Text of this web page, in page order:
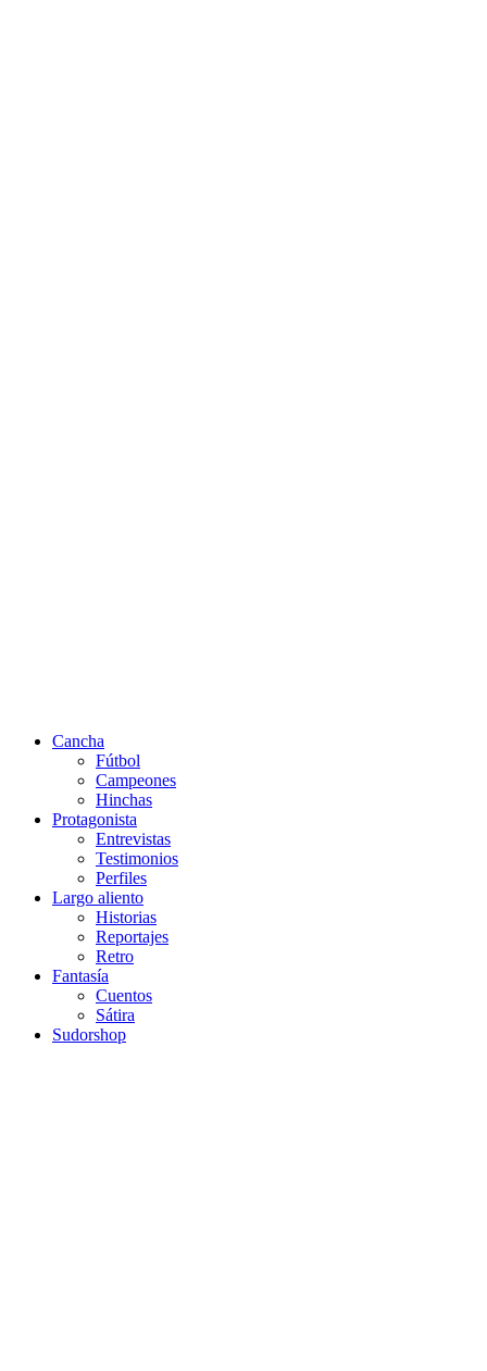
Cancha
Fútbol
Campeones
Hinchas
Protagonista
Entrevistas
Testimonios
Perfiles
Largo aliento
Historias
Reportajes
Retro
Fantasía
Cuentos
Sátira
Sudorshop